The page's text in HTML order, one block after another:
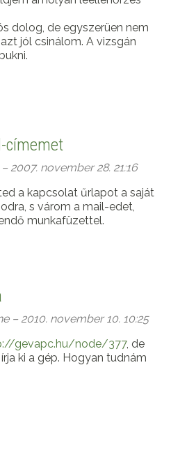
dolog, de egyszerüen nem
jól csinálom. A vizsgán
címemet
– 2007. november 28. 21:16
a kapcsolat űrlapot a saját
s várom a mail-edet,
munkafüzettel.
– 2010. november 10. 10:25
gevapc.hu/node/377, de
ki a gép. Hogyan tudnám